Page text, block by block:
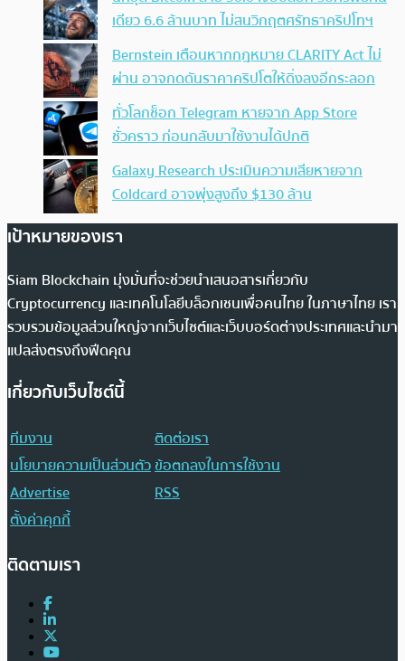
เดียว 6.6 ล้านบาท ไม่สนวิกฤตศรัทธาคริปโทฯ
Bernstein เตือนหากกฎหมาย CLARITY Act ไม่
ผ่าน อาจกดดันราคาคริปโตให้ดิ่งลงอีกระลอก
ทั่วโลกช็อก Telegram หายจาก App Store
ชั่วคราว ก่อนกลับมาใช้งานได้ปกติ
Galaxy Research ประเมินความเสียหายจาก
Coldcard อาจพุ่งสูงถึง $130 ล้าน
เป้าหมายของเรา
Siam Blockchain มุ่งมั่นที่จะช่วยนำเสนอสารเกี่ยวกับ
Cryptocurrency และเทคโนโลยีบล็อกเชนเพื่อคนไทย ในภาษาไทย เรา
รวบรวมข้อมูลส่วนใหญ่จากเว็บไซต์และเว็บบอร์ดต่างประเทศและนำมา
แปลส่งตรงถึงฟีดคุณ
เกี่ยวกับเว็บไซต์นี้
ทีมงาน
ติดต่อเรา
นโยบายความเป็นส่วนตัวข้อตกลงในการใช้งาน
Advertise
RSS
ตั้งค่าคุกกี้
ติดตามเรา